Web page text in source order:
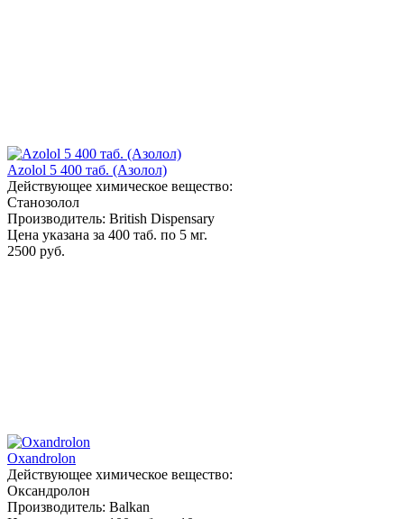
Azolol 5 400 таб. (Азолол)
Действующее химическое вещество:
Станозолол
Производитель: British Dispensary
Цена указана за 400 таб. по 5 мг.
2500 руб.
Oxandrolon
Действующее химическое вещество:
Оксандролон
Производитель: Balkan